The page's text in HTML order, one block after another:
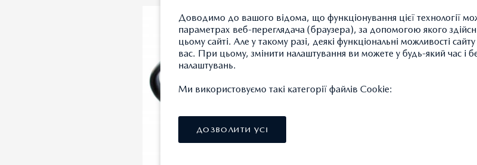
ЧАШКА
129.36
Доводимо до вашого відома, що функціонування цієї технології
параметрах веб-переглядача (браузера), за допомогою якого
цьому сайті. Але у такому разі, деякі функціональні можливості
вас. При цьому, змінити налаштування ви можете у будь-який час і
налаштувань.
Ми використовуємо такі категорії файлів Cookie:
ДОЗВОЛИТИ УСІ